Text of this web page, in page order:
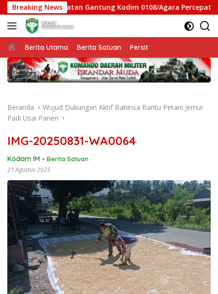
Langsung
ke
konten
Breaking News
Jembatan Gantung Kodim 0108/Agara Percepat Akses
Beranda
Berita Utama Berita Satuan Persit
Beranda
Wujud Dukungan Aktif Babinsa Bantu Petani Jemur
Padi Usai Panen
IMG-20250831-WA0064
Kodam IM - Berita Satuan
21 Agustus 2025